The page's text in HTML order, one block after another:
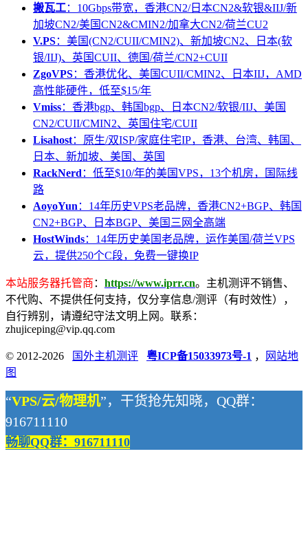
搬瓦工：10Gbps带宽，香港CN2/日本CN2&软银&IIJ/新
加坡CN2/美国CN2&CMIN2/加拿大CN2/荷兰CU2
V.PS：美国(CN2/CUII/CMIN2)、新加坡CN2、日本(软
银/IIJ)、英国CUII、德国/荷兰/CN2+CUII
ZgoVPS：香港优化、美国CUII/CMIN2、日本IIJ，AMD
高性能硬件，低至$15/年
Vmiss：香港bgp、韩国bgp、日本CN2/软银/IIJ、美国
CN2/CUII/CMIN2、英国住宅/CUII
Lisahost：原生/双ISP/家庭住宅IP，香港、台湾、韩国、
日本、新加坡、美国、英国
RackNerd ：低至$10/年的美国VPS，13个机房，国际线
路
AoyoYun ：14年历史VPS老品牌，香港CN2+BGP、韩国
CN2+BGP、日本BGP、美国三网全高端
HostWinds：14年历史美国老品牌，运作美国/荷兰VPS
云，提供250个C段，免费一键换IP
本站服务器托管商 ： https://www.iprr.cn。主机测评不销售、
不代购、不提供任何支持，仅分享信息/测评（有时效性），
自行辨别，请遵纪守法文明上网。联系：
zhujiceping@vip.qq.com
© 2012-2026 国外主机测评 粤ICP备15033973号-1 ，
网站地
图
“VPS/云/物理机”，干货抢先知晓，QQ群：
916711110
畅聊QQ群：916711110